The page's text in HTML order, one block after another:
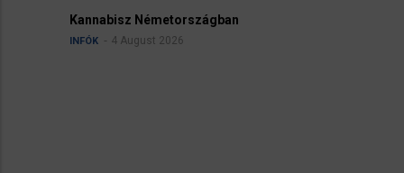
Kannabisz Németországban
INFÓK 4 August 2026